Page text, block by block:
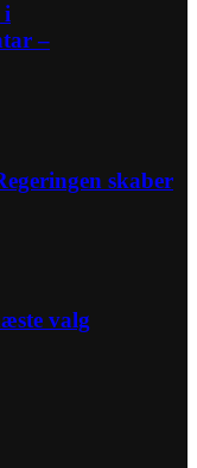
i
–
skaber
valg